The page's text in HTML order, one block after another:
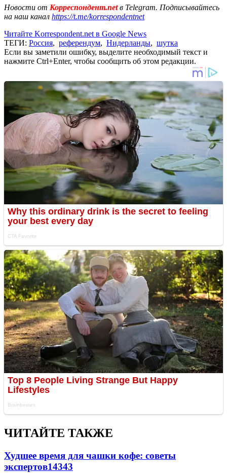
Новости от Корреспондент.netв Telegram. Подписывайтесь
на наш канал https://t.me/korrespondentnet
Читайте Korrespondent.net в Google News
ТЕГИ: Россия, референдум, Нидерланды, шутка
Если вы заметили ошибку, выделите необходимый текст и
нажмите Ctrl+Enter, чтобы сообщить об этом редакции.
ЧИТАЙТЕ ТАКЖЕ
Худшее время для чашки кофе: советы
экспертов14343